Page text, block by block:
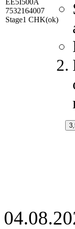
7532164007
Stage1 CHK(ok)